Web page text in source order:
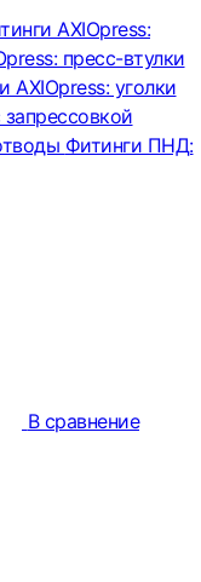
AXIOpress:
пресс-втулки
AXIOpress: уголки
Фитинги ПНД:
В сравнение